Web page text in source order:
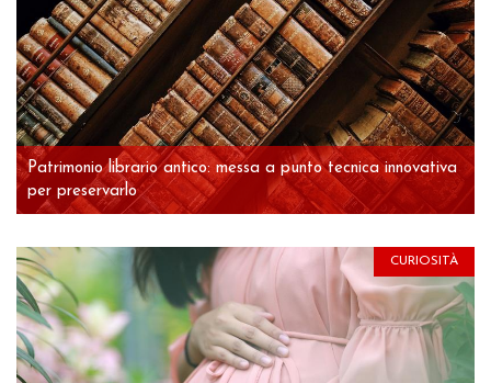
Patrimonio librario antico: messa a punto tecnica innovativa
per preservarlo
CURIOSITÀ